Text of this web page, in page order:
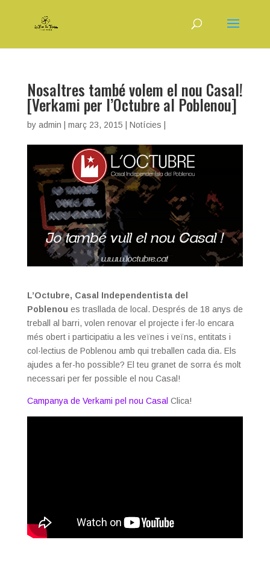
Nosaltres també volem el nou Casal!
[Verkami per l’Octubre al Poblenou]
by admin març 23, 2015 Notícies
L’Octubre, Casal Independentista del
Poblenou es trasllada de local. Després de 18 anys de
treball al barri, volen renovar el projecte i fer-lo encara
més obert i participatiu a les veïnes i veïns, entitats i
col·lectius de Poblenou amb qui treballen cada dia. Els
ajudes a fer-ho possible? El teu granet de sorra és molt
necessari per fer possible el nou Casal!
Campanya de Verkami pel nou Casal Clica!